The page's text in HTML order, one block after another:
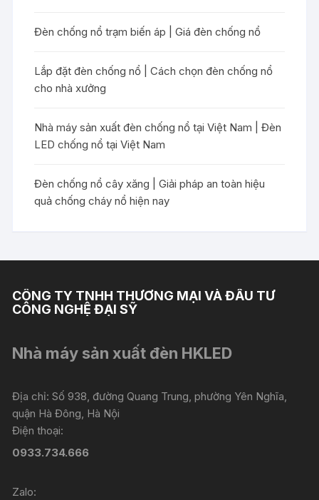
Đèn chống nổ trạm biến áp | Giá đèn chống nổ
Lắp đặt đèn chống nổ | Cách chọn đèn chống nổ
cho nhà xưởng
Nhà máy sản xuất đèn chống nổ tại Việt Nam | Đèn
LED chống nổ tại Việt Nam
Đèn chống nổ cây xăng | Giải pháp an toàn hiệu
quả chống cháy nổ hiện nay
CÔNG TY TNHH THƯƠNG MẠI VÀ ĐẦU TƯ
CÔNG NGHỆ ĐẠI SỸ
Nhà máy sản xuất đèn HKLED
Địa chỉ: Số 938, đường Quang Trung, phường Yên Nghĩa,
quận Hà Đông, Hà Nội
Điện thoại:
0933.734.666
Zalo: